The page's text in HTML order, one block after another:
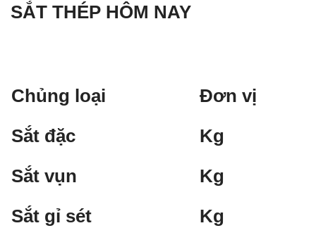
SẮT THÉP HÔM NAY
Chủng loại
Đơn vị
Sắt đặc
Kg
Sắt vụn
Kg
Sắt gỉ sét
Kg